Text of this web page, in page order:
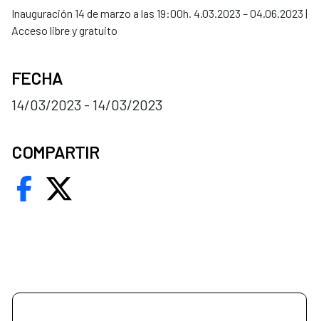
Inauguración 14 de marzo a las 19:00h. 4.03.2023 – 04.06.2023 |
Acceso libre y gratuito
FECHA
14/03/2023 - 14/03/2023
COMPARTIR